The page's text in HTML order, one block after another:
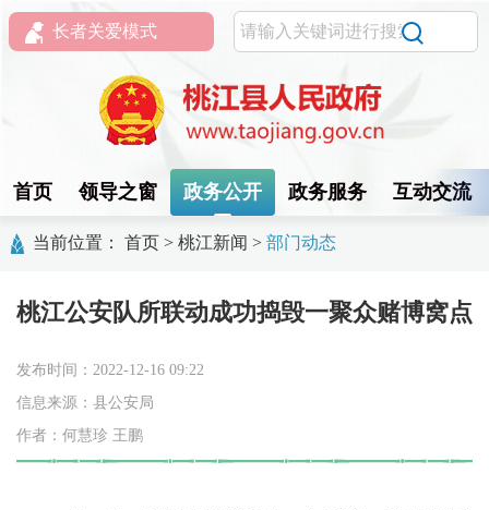
长者关爱模式
首页 领导之窗 政务公开 政务服务 互动交流
当前位置： 首页 > 桃江新闻 > 部门动态
桃江公安队所联动成功捣毁一聚众赌博窝点
发布时间：2022-12-16 09:22
信息来源：县公安局
作者：何慧珍 王鹏